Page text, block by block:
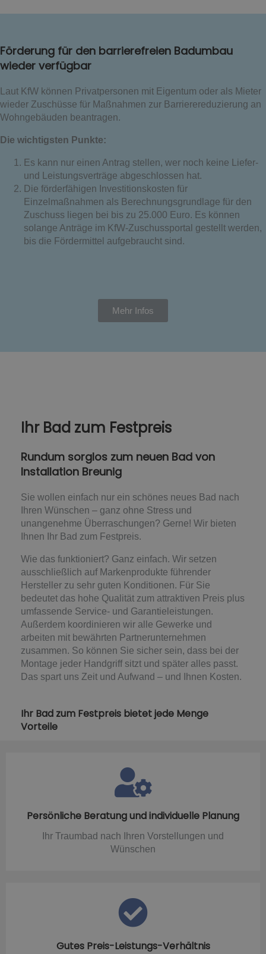
Förderung für den barrierefreien Badumbau
wieder verfügbar
Laut KfW können Privatpersonen mit Eigentum oder als Mieter
wieder Zuschüsse für Maßnahmen zur Barrierereduzierung an
Wohngebäuden beantragen.
Die wichtigsten Punkte:
Es kann nur einen Antrag stellen, wer noch keine Liefer-
und Leistungsverträge abgeschlossen hat.
Die förderfähigen Investitionskosten für
Einzelmaßnahmen als Berechnungsgrundlage für den
Zuschuss liegen bei bis zu 25.000 Euro. Es können
solange Anträge im KfW-Zuschussportal gestellt werden,
bis die Fördermittel aufgebraucht sind.
Mehr Infos
Ihr Bad zum Festpreis
Rundum sorglos zum neuen Bad von
Installation Breunig
Sie wollen einfach nur ein schönes neues Bad nach
Ihren Wünschen – ganz ohne Stress und
unangenehme Überraschungen? Gerne! Wir bieten
Ihnen Ihr Bad zum Festpreis.
Wie das funktioniert? Ganz einfach. Wir setzen
ausschließlich auf Markenprodukte führender
Hersteller zu sehr guten Konditionen. Für Sie
bedeutet das hohe Qualität zum attraktiven Preis plus
umfassende Service- und Garantieleistungen.
Außerdem koordinieren wir alle Gewerke und
arbeiten mit bewährten Partnerunternehmen
zusammen. So können Sie sicher sein, dass bei der
Montage jeder Handgriff sitzt und später alles passt.
Das spart uns Zeit und Aufwand – und Ihnen Kosten.
Ihr Bad zum Festpreis bietet jede Menge
Vorteile
Persönliche Beratung und individuelle Planung
Ihr Traumbad nach Ihren Vorstellungen und
Wünschen
Gutes Preis-Leistungs-Verhältnis